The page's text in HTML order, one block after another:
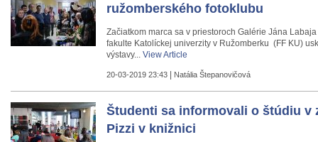
ružomberského fotoklubu
Začiatkom marca sa v priestoroch Galérie Jána
fakulte Katolíckej univerzity v Ružomberku (FF KU)
výstavy... View Article
20-03-2019 23:43 Natália Štepanovičová
Študenti sa informovali o štúdiu v
Pizzi v knižnici